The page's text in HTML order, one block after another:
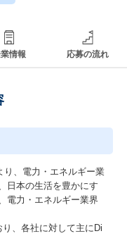
情報 応募の流れ
り、電力・エネルギー業
日本の生活を豊かにす
電力・エネルギー業界
、各社に対して主にDi